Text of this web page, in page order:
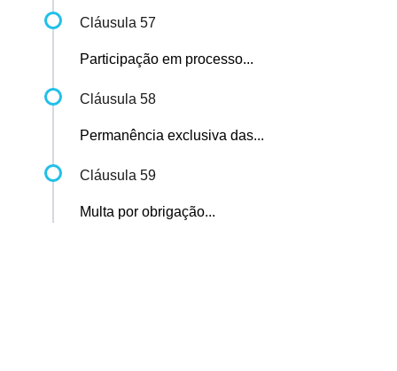
Cláusula 57
Participação em processo...
Cláusula 58
Permanência exclusiva das...
Cláusula 59
Multa por obrigação...